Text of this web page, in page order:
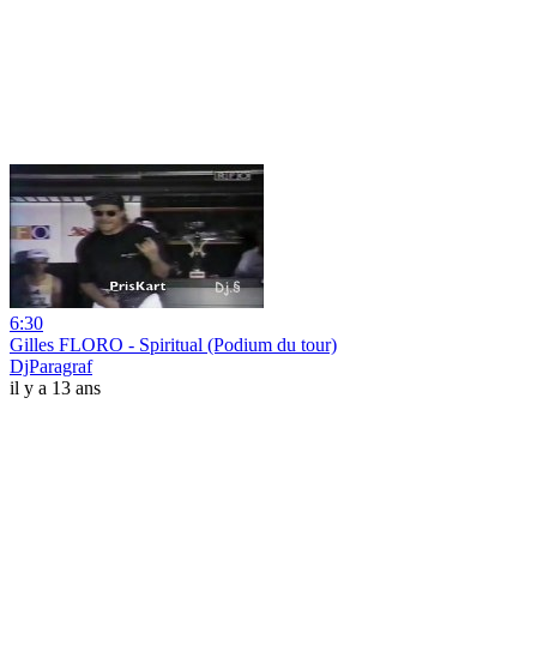
6:30
Gilles FLORO - Spiritual (Podium du tour)
DjParagraf
il y a 13 ans